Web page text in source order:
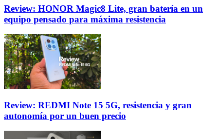
Review: HONOR Magic8 Lite, gran batería en un
equipo pensado para máxima resistencia
Review: REDMI Note 15 5G, resistencia y gran
autonomía por un buen precio